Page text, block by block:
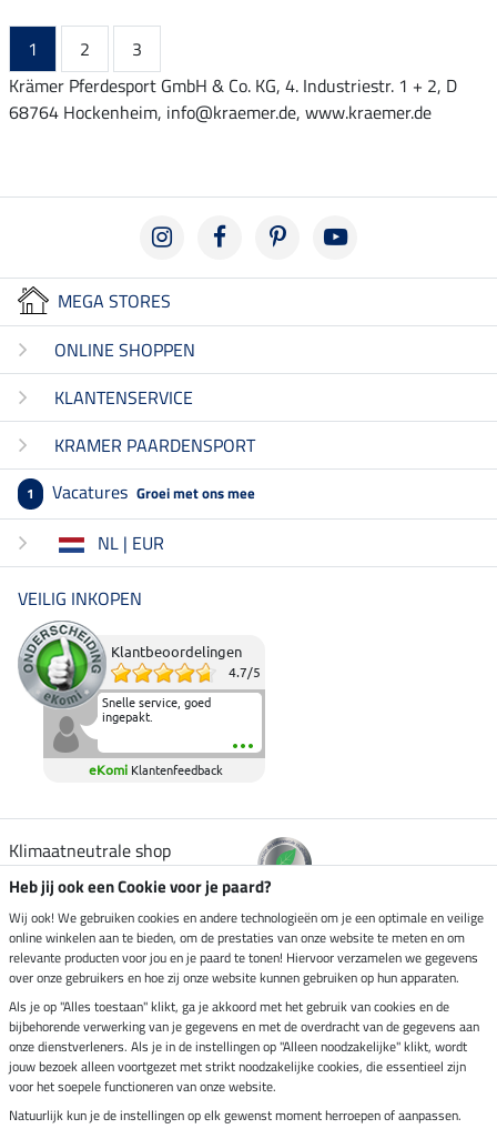
1 2
3
Krämer Pferdesport GmbH & Co. KG, 4. Industriestr. 1 + 2, D
68764 Hockenheim, info@kraemer.de, www.kraemer.de
MEGA STORES
ONLINE SHOPPEN
KLANTENSERVICE
KRAMER PAARDENSPORT
1 Vacatures Groei met ons mee
NL | EUR
VEILIG INKOPEN
Klantbeoordelingen
4.7/5
Snelle service, goed
ingepakt.
eKomi Klantenfeedback
Klimaatneutrale shop
Verzending per
Veilig betalen met
Impressum
Heb jij ook een Cookie voor je paard?
Wij ook! We gebruiken cookies en andere technologieën om je een optimale en veilige
online winkelen aan te bieden, om de prestaties van onze website te meten en om
relevante producten voor jou en je paard te tonen! Hiervoor verzamelen we gegevens
over onze gebruikers en hoe zij onze website kunnen gebruiken op hun apparaten.
Als je op "Alles toestaan" klikt, ga je akkoord met het gebruik van cookies en de
bijbehorende verwerking van je gegevens en met de overdracht van de gegevens aan
onze dienstverleners. Als je in de instellingen op "Alleen noodzakelijke" klikt, wordt
jouw bezoek alleen voortgezet met strikt noodzakelijke cookies, die essentieel zijn
voor het soepele functioneren van onze website.
Natuurlijk kun je de instellingen op elk gewenst moment herroepen of aanpassen.